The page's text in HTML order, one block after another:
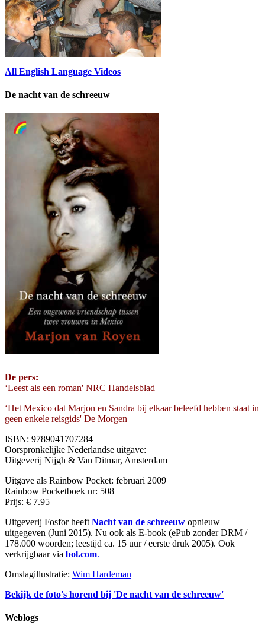
All English Language Videos
De nacht van de schreeuw
De pers:
‘Leest als een roman' NRC Handelsblad
‘Het Mexico dat Marjon en Sandra bij elkaar beleefd hebben staat in
geen enkele reisgids' De Morgen
ISBN: 9789041707284
Oorspronkelijke Nederlandse uitgave:
Uitgeverij Nijgh & Van Ditmar, Amsterdam
Uitgave als Rainbow Pocket: februari 2009
Rainbow Pocketboek nr: 508
Prijs: € 7.95
Uitgeverij Fosfor heeft Nacht van de schreeuw opnieuw
uitgegeven (Juni 2015). Nu ook als E-book (ePub zonder DRM /
178.000 woorden; leestijd ca. 15 uur / eerste druk 2005). Ook
verkrijgbaar via bol.com.
Omslagillustratie: Wim Hardeman
Bekijk de foto's horend bij 'De nacht van de schreeuw'
Weblogs